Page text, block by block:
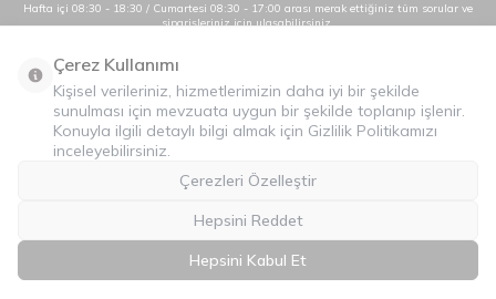
Hafta içi 08:30 - 18:30 / Cumartesi 08:30 - 17:00 arası merak ettiğiniz tüm sorular ve
siparişleriniz için ulaşabilirsiniz.
0232 484 38 44 - 0533 330 88 95
Önemli Bilgiler
Hızlı Erişim
İLETİŞİM
T-SoftE-TicaretSistemleriyle Hazırlanmıştır.
Çerez Kullanımı
Kişisel verileriniz, hizmetlerimizin daha iyi bir şekilde
sunulması için mevzuata uygun bir şekilde toplanıp işlenir.
Konuyla ilgili detaylı bilgi almak için Gizlilik Politikamızı
inceleyebilirsiniz.
Çerezleri Özelleştir
Hepsini Reddet
Hepsini Kabul Et